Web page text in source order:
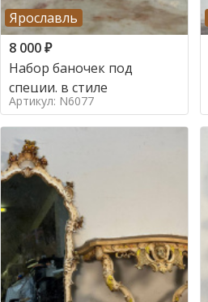
Ярославль
8 000₽
Набор баночек под
специи. в стиле
Артикул: N6077